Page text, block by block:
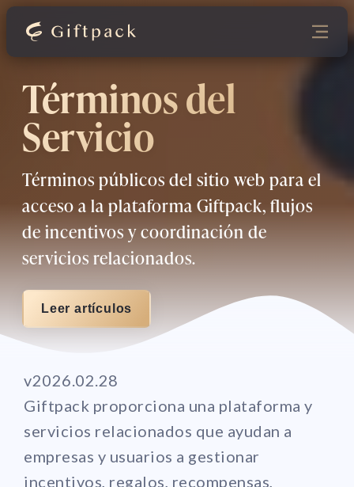
Términos del
Servicio
Términos públicos del sitio web para el
acceso a la plataforma Giftpack, flujos
de incentivos y coordinación de
servicios relacionados.
Leer artículos
v2026.02.28
Giftpack proporciona una plataforma y
servicios relacionados que ayudan a
empresas y usuarios a gestionar
incentivos, regalos, recompensas,